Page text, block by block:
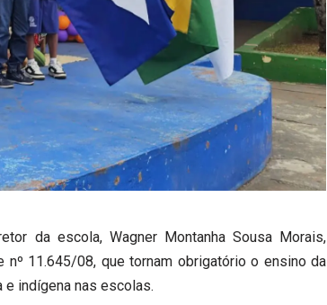
da escola, Wagner Montanha Sousa Morais,
11.645/08, que tornam obrigatório o ensino da
indígena nas escolas.